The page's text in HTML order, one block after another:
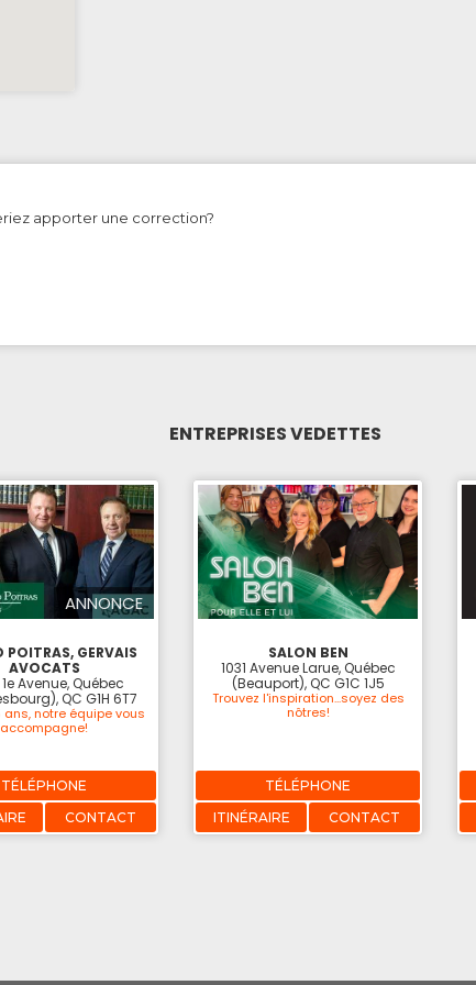
apporter une correction?
ENTREPRISES VEDETTES
ANNONCE
POITRAS, GERVAIS
AVOCATS
Avenue, Québec
QC G1H 6T7
ans, notre équipe vous
accompagne!
TÉLÉPHONE
CONTACT
SALON BEN
1031 Avenue Larue, Québec
(Beauport), QC G1C 1J5
Trouvez l'inspiration...soyez des
nôtres!
TÉLÉPHONE
ITINÉRAIRE
CONTACT